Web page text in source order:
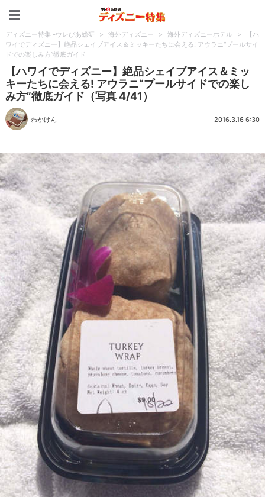
ディズニー特集 -ウレぴあ総研 > 海外ディズニー > 海外ディズニーホテル >
【ハ
ワイでディズニー】絶品シェイブアイス＆ミッキーたちに会える! アウラニ“プールサイ
ドでの楽しみ方”徹底ガイド
【ハワイでディズニー】絶品シェイブアイス＆ミッ
キーたちに会える! アウラニ“プールサイドでの楽し
み方”徹底ガイド（写真 4/41）
わかけん 2016.3.16 6:30